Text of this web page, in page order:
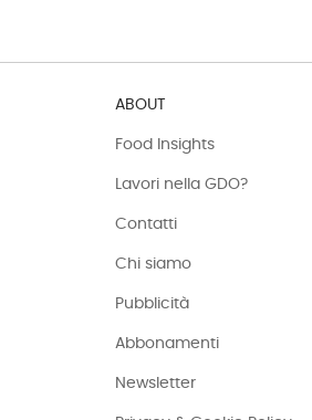
ABOUT
Food Insights
Lavori nella GDO?
Contatti
Chi siamo
Pubblicità
Abbonamenti
Newsletter